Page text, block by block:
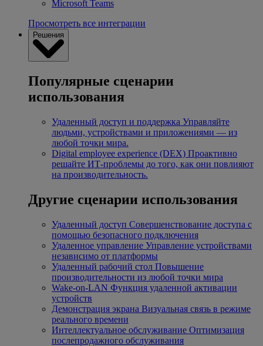
Microsoft Teams
Просмотреть все интеграции
Решения
Популярные сценарии
использования
Удаленный доступ и поддержка Управляйте
людьми, устройствами и приложениями — из
любой точки мира.
Digital employee experience (DEX) Проактивно
решайте ИТ-проблемы до того, как они повлияют
на производительность.
Другие сценарии использования
Удаленный доступ Совершенствование доступа с
помощью безопасного подключения
Удаленное управление Управление устройствами
независимо от платформы
Удаленный рабочий стол Повышение
производительности из любой точки мира
Wake-on-LAN Функция удаленной активации
устройств
Демонстрация экрана Визуальная связь в режиме
реального времени
Интеллектуальное обслуживание Оптимизация
послепродажного обслуживания